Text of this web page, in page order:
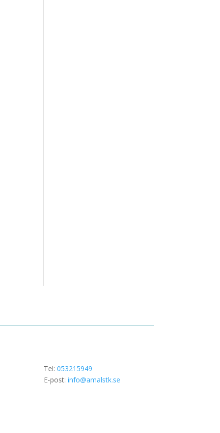
Tel:053215949
E-post:info@amalstk.se